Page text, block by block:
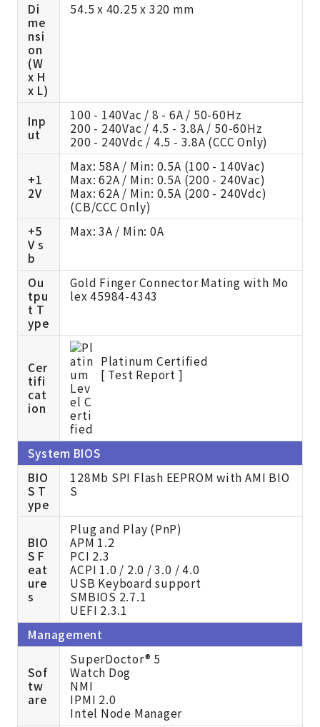
Di
me
nsi
on
(W
x H
x L)
54.5 x 40.25 x 320 mm
Inp
ut
100 - 140Vac / 8 - 6A / 50-60Hz
200 - 240Vac / 4.5 - 3.8A / 50-60Hz
200 - 240Vdc / 4.5 - 3.8A (CCC Only)
+1
2V
Max: 58A / Min: 0.5A (100 - 140Vac)
Max: 62A / Min: 0.5A (200 - 240Vac)
Max: 62A / Min: 0.5A (200 - 240Vdc)
(CB/CCC Only)
+5
V s
b
Max: 3A / Min: 0A
Ou
tpu
t T
ype
Gold Finger Connector Mating with Mo
lex 45984-4343
Cer
tifi
cat
ion
Platinum Certified
[ Test Report ]
System BIOS
BIO
S T
ype
128Mb SPI Flash EEPROM with AMI BIO
S
BIO
S F
eat
ure
s
Plug and Play (PnP)
APM 1.2
PCI 2.3
ACPI 1.0 / 2.0 / 3.0 / 4.0
USB Keyboard support
SMBIOS 2.7.1
UEFI 2.3.1
Management
Sof
tw
are
SuperDoctor® 5
Watch Dog
NMI
IPMI 2.0
Intel Node Manager